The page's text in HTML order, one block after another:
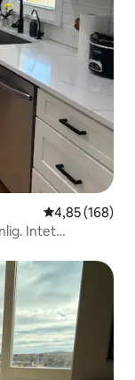
4,85 ud af 5 i
4,85 (168)
Intet